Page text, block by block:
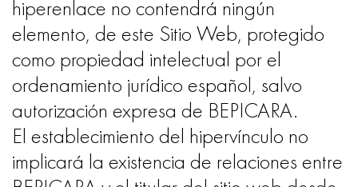
hiperenlace no contendrá ningún
elemento, de este Sitio Web, protegido
como propiedad intelectual por el
ordenamiento jurídico español, salvo
autorización expresa de BEPICARA.
El establecimiento del hipervínculo no
implicará la existencia de relaciones entre